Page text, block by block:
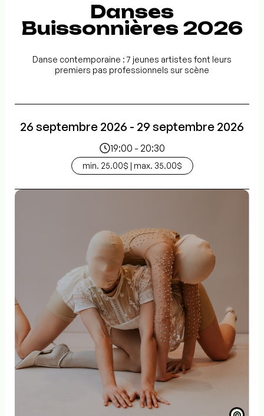
Danses
Buissonnières 2026
Danse contemporaine : 7 jeunes artistes font leurs
premiers pas professionnels sur scène
26 septembre 2026 - 29 septembre 2026
19:00 - 20:30
min. 25.00$ | max. 35.00$